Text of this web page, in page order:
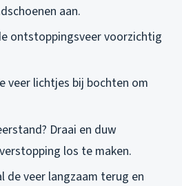
aan.
ontstoppingsveer voorzichtig
veer lichtjes bij bochten om
Draai en duw
los te maken.
de veer langzaam terug en